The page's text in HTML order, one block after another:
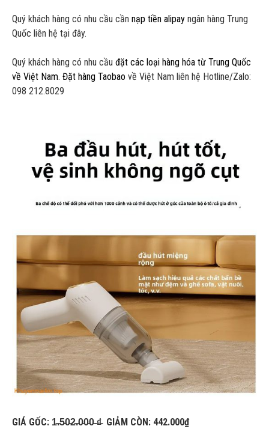
Quý khách hàng có nhu cầu cần nạp tiền alipay ngân hàng Trung
Quốc liên hệ tại đây.
Quý khách hàng có nhu cầu đặt các loại hàng hóa từ Trung Quốc
về Việt Nam. Đặt hàng Taobao về Việt Nam liên hệ Hotline/Zalo:
098 212.8029
GIÁ GỐC: 1̵.̵5̵0̵2̵.̵0̵0̵0̵ ̵₫̵ GIẢM CÒN: 442.000₫